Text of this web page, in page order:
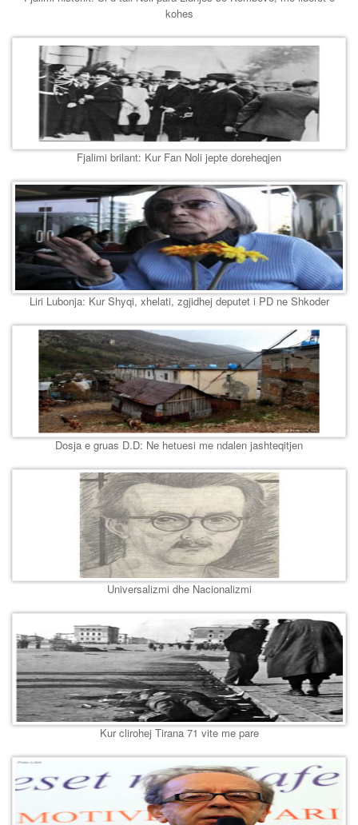
kohes
Fjalimi brilant: Kur Fan Noli jepte doreheqjen
Liri Lubonja: Kur Shyqi, xhelati, zgjidhej deputet i PD ne Shkoder
Dosja e gruas D.D: Ne hetuesi me ndalen jashteqitjen
Universalizmi dhe Nacionalizmi
Kur clirohej Tirana 71 vite me pare